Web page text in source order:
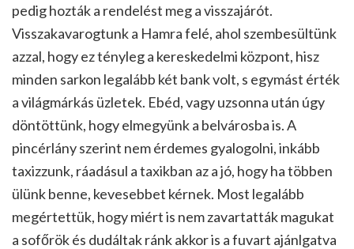
pedig hozták a rendelést meg a visszajárót.
Visszakavarogtunk a Hamra felé, ahol szembesültünk
azzal, hogy ez tényleg a kereskedelmi központ, hisz
minden sarkon legalább két bank volt, s egymást érték
a világmárkás üzletek. Ebéd, vagy uzsonna után úgy
döntöttünk, hogy elmegyünk a belvárosba is. A
pincérlány szerint nem érdemes gyalogolni, inkább
taxizzunk, ráadásul a taxikban az a jó, hogy ha többen
ülünk benne, kevesebbet kérnek. Most legalább
megértettük, hogy miért is nem zavartatták magukat
a sofőrök és dudáltak ránk akkor is a fuvart ajánlgatva